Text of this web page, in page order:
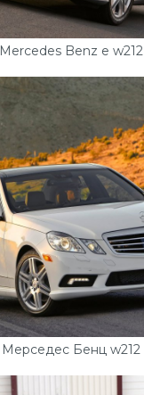
Mercedes Benz e w212
Мерседес Бенц w212